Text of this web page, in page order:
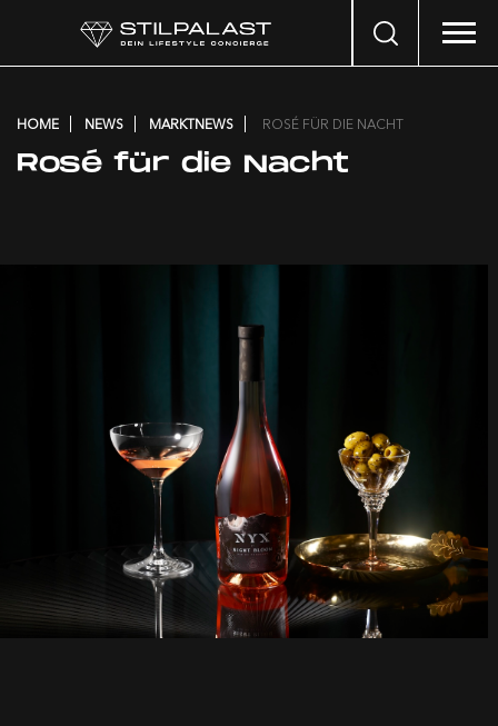
Search
HOME NEWS MARKTNEWS ROSÉ FÜR DIE NACHT
Rosé für die Nacht